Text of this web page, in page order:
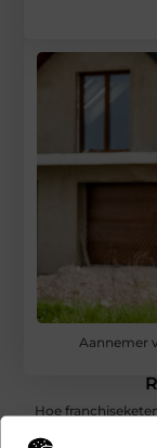
Aannemer
Hoe